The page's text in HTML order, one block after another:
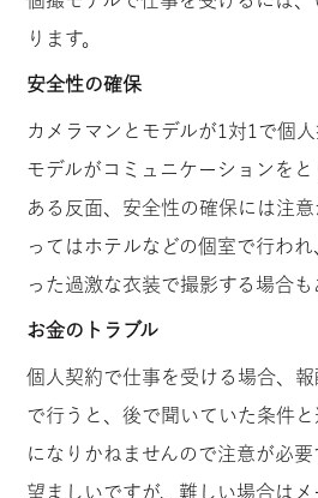
ります。
安全性の確保
カメラマンとモデルが1対1で個
モデルがコミュニケーションを
ある反面、安全性の確保には注
ってはホテルなどの個室で行わ
った過激な衣装で撮影する場合も
お金のトラブル
個人契約で仕事を受ける場合、
で行うと、後で聞いていた条件
になりかねませんので注意が必
望ましいですが、難しい場合は